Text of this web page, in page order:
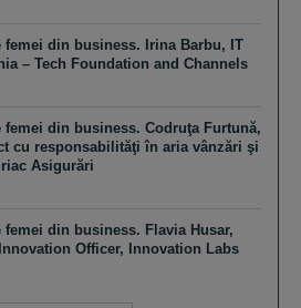
femei din business. Irina Barbu, IT
– Tech Foundation and Channels
femei din business. Codruţa Furtună,
cu responsabilităţi în aria vânzări şi
Asigurări
femei din business. Flavia Husar,
Officer, Innovation Labs